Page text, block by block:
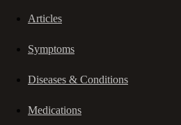
Articles
Symptoms
Diseases & Conditions
Medications